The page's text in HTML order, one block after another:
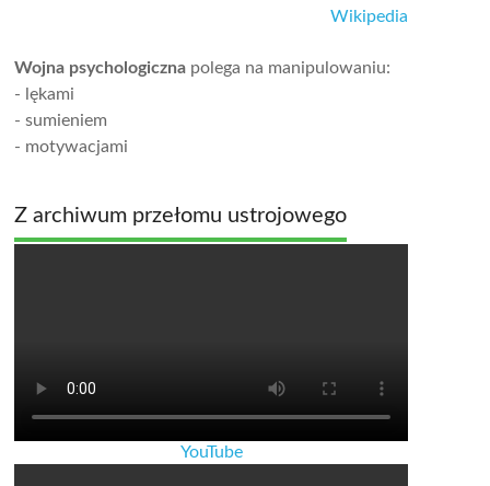
Wikipedia
Wojna psychologiczna polega na manipulowaniu:
- lękami
- sumieniem
- motywacjami
Z archiwum przełomu ustrojowego
YouTube